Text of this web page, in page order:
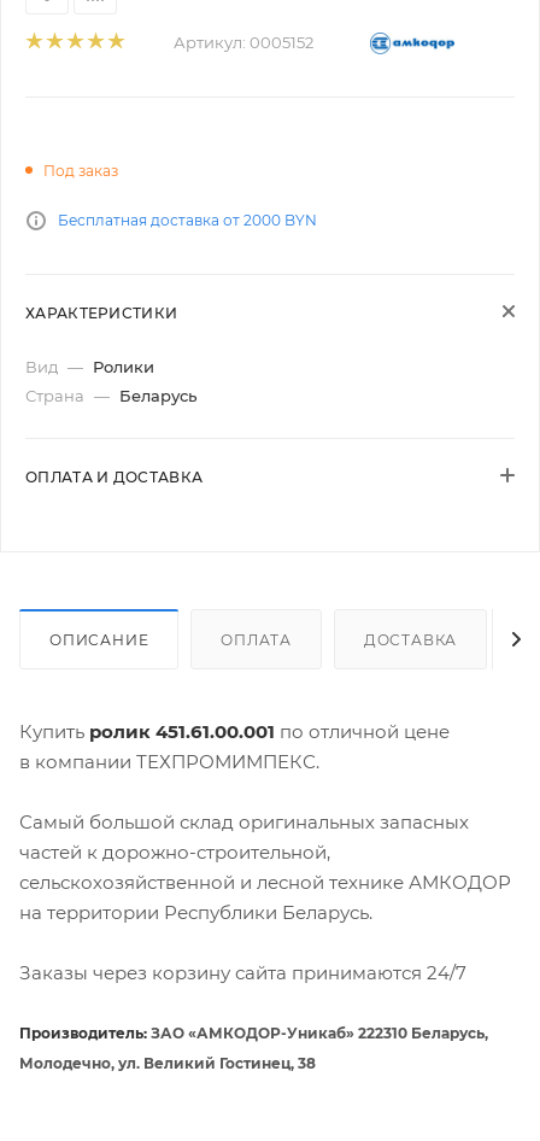
Артикул: 0005152
Под заказ
Бесплатная доставка от 2000 BYN
ХАРАКТЕРИСТИКИ
Вид — Ролики
Страна — Беларусь
ОПЛАТА И ДОСТАВКА
ОПИСАНИЕ ОПЛАТА ДОСТАВКА
Купить ролик 451.61.00.001 по отличной цене
в компании ТЕХПРОМИМПЕКС.
Самый большой склад оригинальных запасных
частей к дорожно-строительной,
сельскохозяйственной и лесной технике АМКОДОР
на территории Республики Беларусь.
Заказы через корзину сайта принимаются 24/7
Производитель: ЗАО «АМКОДОР-Уникаб» 222310 Беларусь,
Молодечно, ул. Великий Гостинец, 38